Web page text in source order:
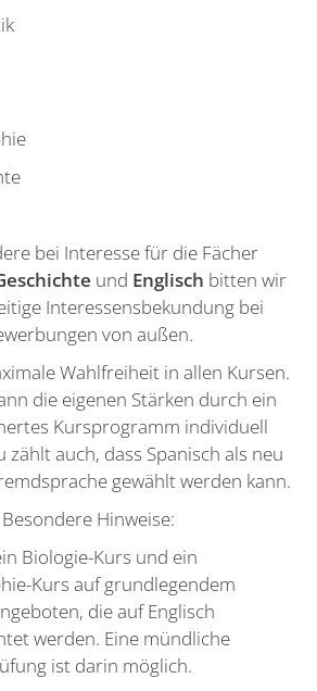
bei Interesse für die Fächer
und Englisch bitten wir
Interessensbekundung bei
von außen.
Wahlfreiheit in allen Kursen.
die eigenen Stärken durch ein
Kursprogramm individuell
zählt auch, dass Spanisch als neu
gewählt werden kann.
Besondere Hinweise:
Biologie-Kurs und ein
Kurs auf grundlegendem
die auf Englisch
werden. Eine mündliche
ist darin möglich.